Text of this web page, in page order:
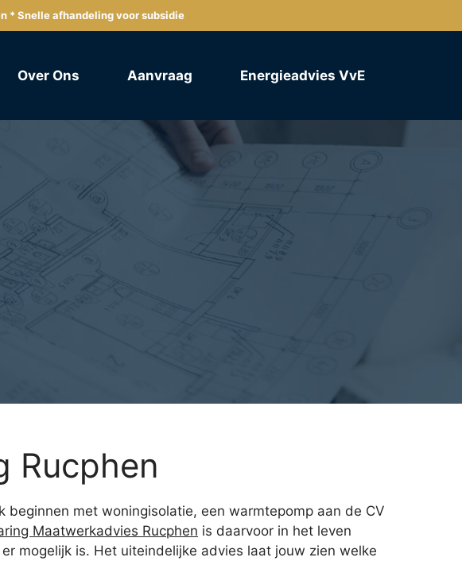
* Snelle afhandeling voor subsidie
Over Ons Aanvraag Energieadvies VvE
Rucphen
met woningisolatie, een warmtepomp aan de CV
Maatwerkadvies Rucphen is daarvoor in het leven
mogelijk is. Het uiteindelijke advies laat jouw zien welke